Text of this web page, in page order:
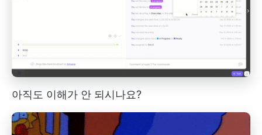
아직도 이해가 안 되시나요?